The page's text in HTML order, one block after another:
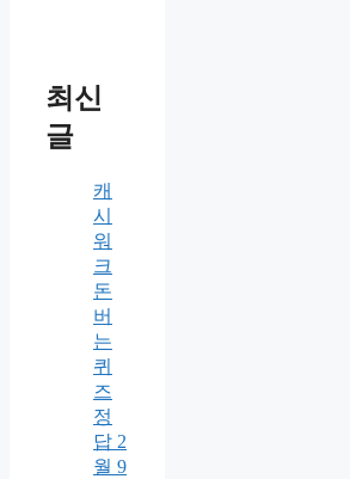
최신
글
캐
시
워
크
돈
버
는
퀴
즈
정
답 2
월 9